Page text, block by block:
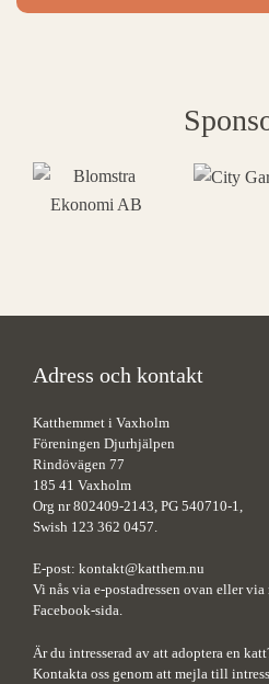
Adress och kontakt
Katthemmet i Vaxholm
Föreningen Djurhjälpen
Rindövägen 77
185 41 Vaxholm
Org nr 802409-2143, PG 540710-1,
Swish 123 362 0457.
E-post: kontakt@katthem.nu
Vi nås via e-postadressen ovan eller
Facebook-sida.
Är du intresserad av att adoptera en
Kontakta oss genom att mejla till